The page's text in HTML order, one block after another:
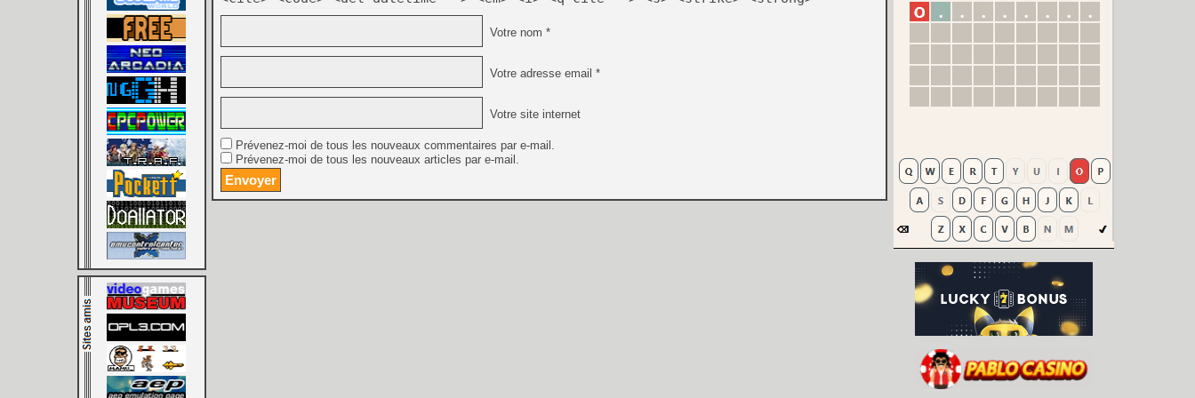
Votre nom *
Votre adresse email *
Votre site internet
Prévenez-moi de tous les nouveaux commentaires par e-mail.
Prévenez-moi de tous les nouveaux articles par e-mail.